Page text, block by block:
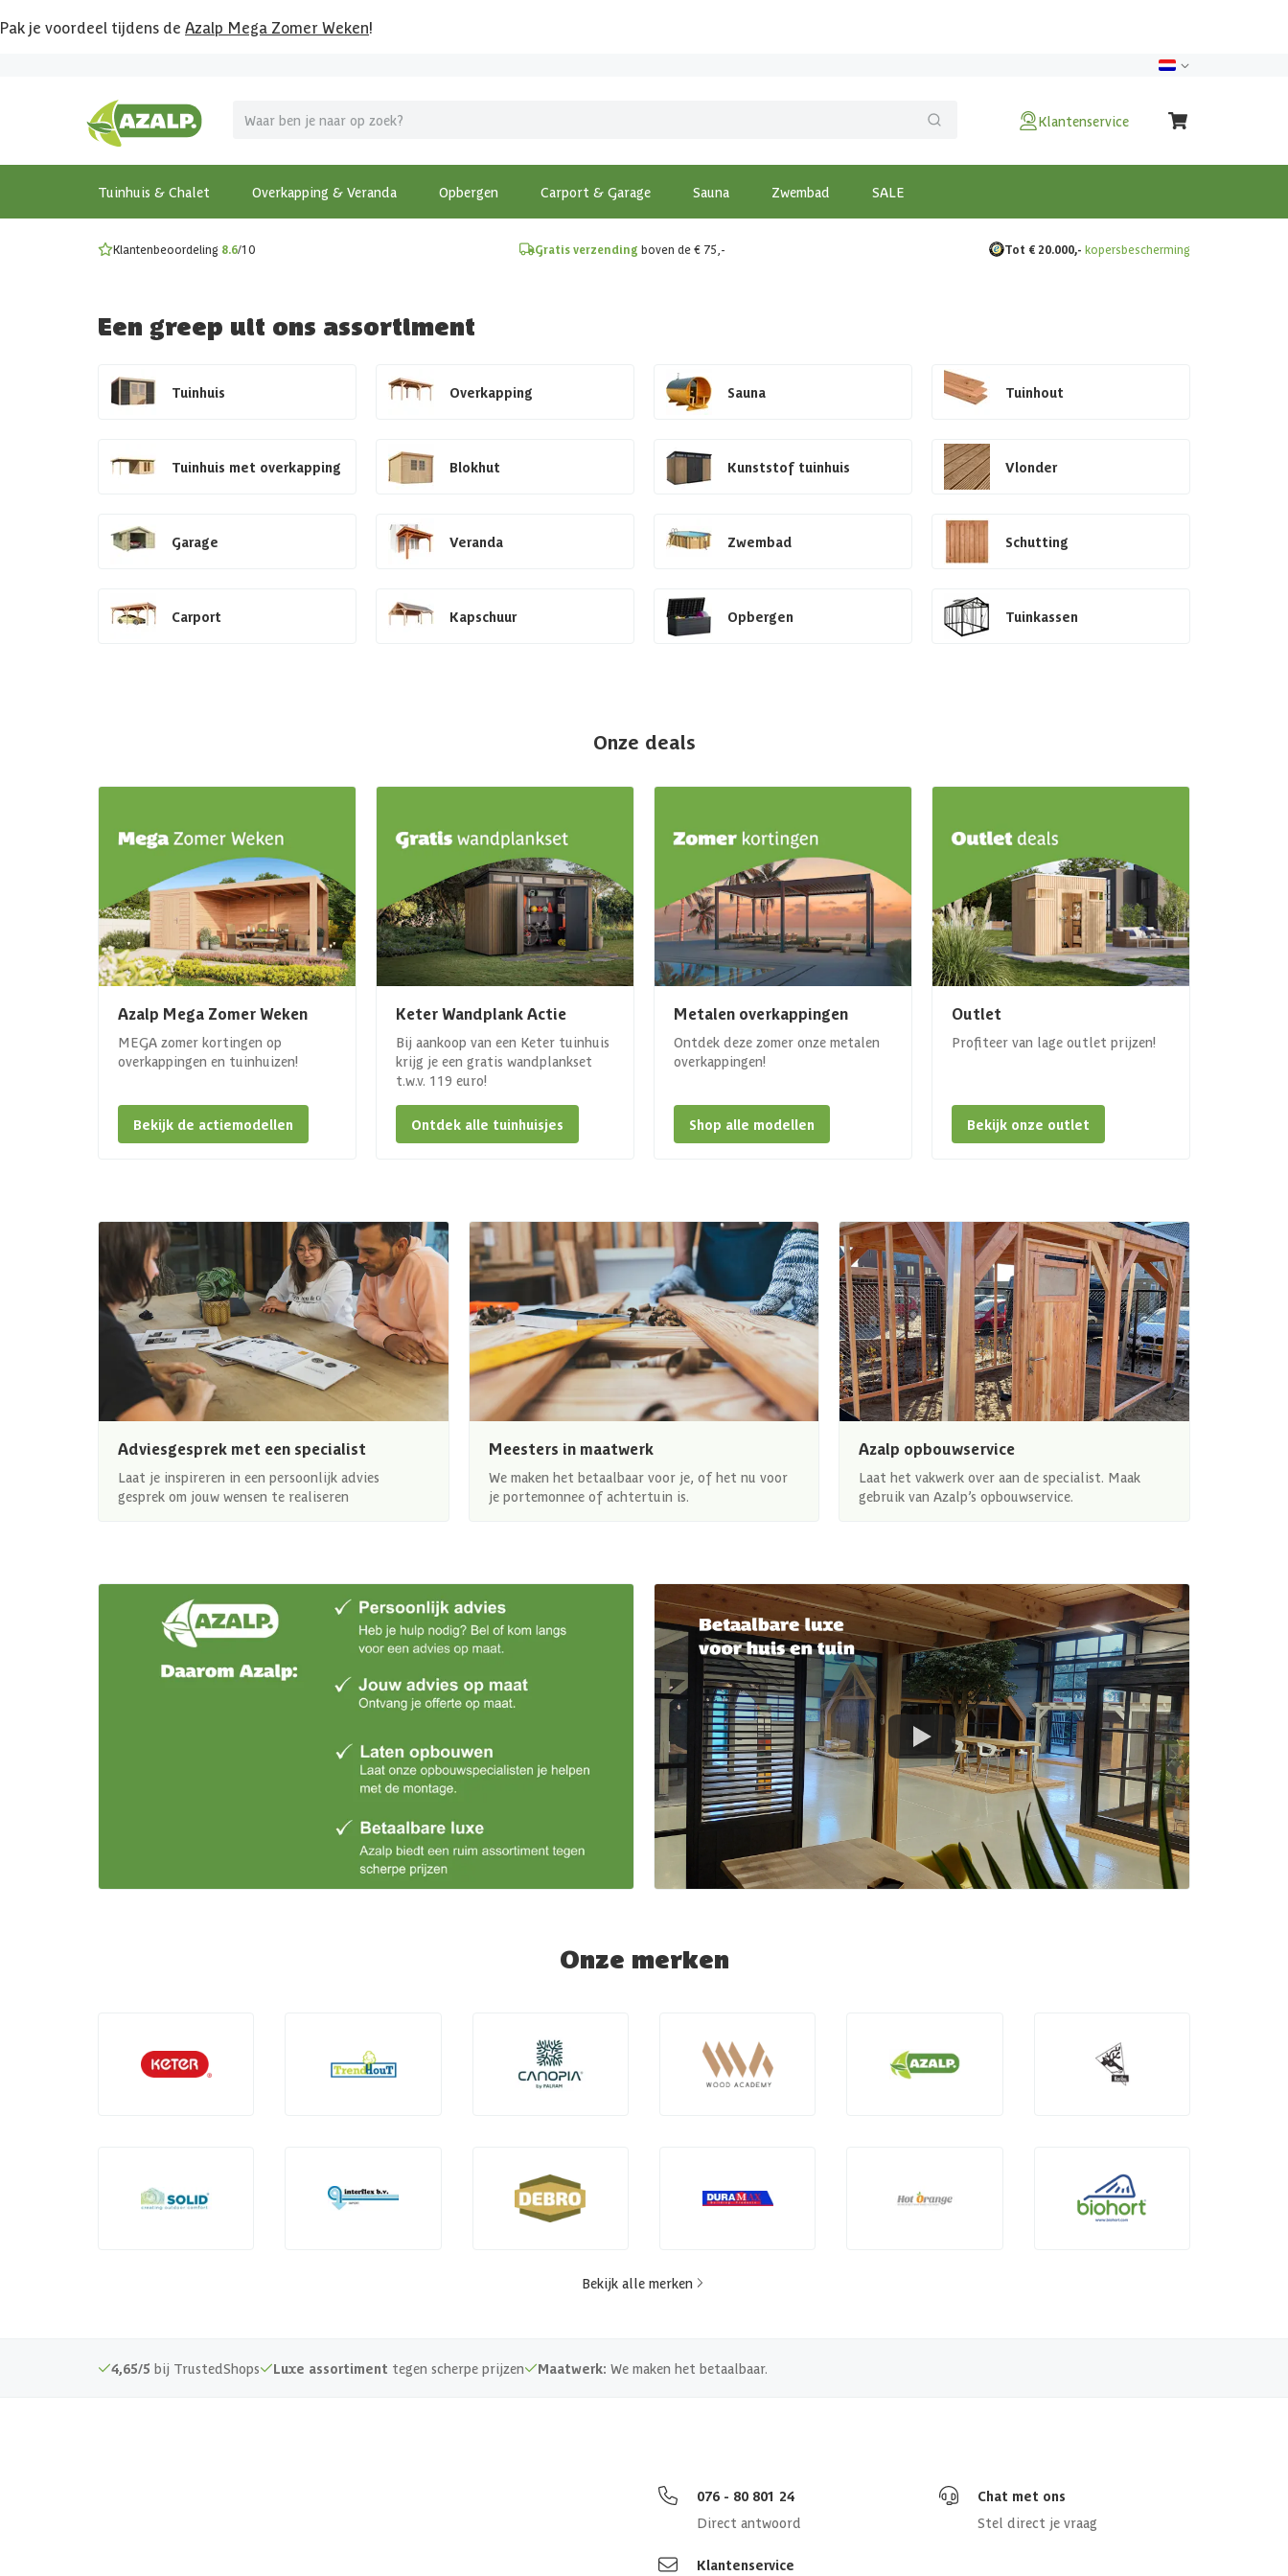
Pak je voordeel tijdens de Azalp Mega Zomer Weken!
Klantenservice
Tuinhuis & Chalet Overkapping & Veranda Opbergen Carport & Garage Sauna Zwembad SALE
MEGA zomer kortingen op overkappingen en tuinhuizen!
Bekijk de actiemodellen
Gratis wandplankset
Ontdek onze metalen overkappingen
Klantenbeoordeling 8.6/10 Gratis verzending boven de € 75,- Tot € 20.000,- kopersbescherming
Een greep uit ons assortiment
Tuinhuis Overkapping Sauna Tuinhout
Tuinhuis met overkapping Blokhut Kunststof tuinhuis Vlonder
Garage Veranda Zwembad Schutting
Carport Kapschuur Opbergen Tuinkassen
Onze deals
Azalp Mega Zomer Weken
MEGA zomer kortingen op
overkappingen en tuinhuizen!
Bekijk de actiemodellen
Keter Wandplank Actie
Bij aankoop van een Keter tuinhuis
krijg je een gratis wandplankset
t.w.v. 119 euro!
Ontdek alle tuinhuisjes
Metalen overkappingen
Ontdek deze zomer onze metalen
overkappingen!
Shop alle modellen
Outlet
Profiteer van lage outlet prijzen!
Bekijk onze outlet
Adviesgesprek met een specialist
Laat je inspireren in een persoonlijk advies
gesprek om jouw wensen te realiseren
Meesters in maatwerk
We maken het betaalbaar voor je, of het nu voor
je portemonnee of achtertuin is.
Azalp opbouwservice
Laat het vakwerk over aan de specialist. Maak
gebruik van Azalp’s opbouwservice.
Onze merken
Bekijk alle merken
4,65/5 bij TrustedShops Luxe assortiment tegen scherpe prijzen Maatwerk: We maken het betaalbaar.
076 - 80 801 24
Direct antwoord
Chat met ons
Stel direct je vraag
Klantenservice